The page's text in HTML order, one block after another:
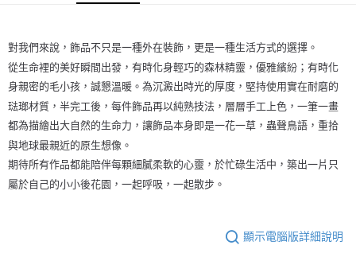
對我們來說，飾品不只是一種外在裝飾，更是一種生活方式的選擇。
從生命裡的美好瞬間出發，有時化身輕巧的森林精靈，優雅繽紛；有時化
身親密的毛小孩，誠懇溫暖。為沉澱出時光的厚度，堅持使用實在耐磨的
琺瑯材質，半完工後，每件飾品再以純熟技法，層層手工上色，一筆一畫
都為描繪出大自然的生命力，讓飾品本身即是一花一草，蟲聲鳥語，重拾
與地球最親近的原生想像。
期待所有作品都能陪伴每顆細膩柔軟的心靈，於忙碌生活中，築出一片只
屬於自己的小小後花園，一起呼吸，一起散步。
顯示電腦版詳細說明